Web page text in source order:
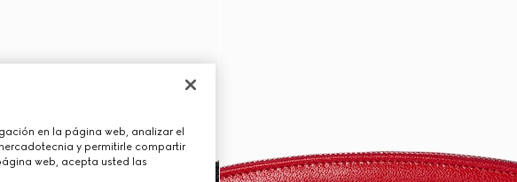
en la página web, analizar el
y permitirle compartir
web, acepta usted las